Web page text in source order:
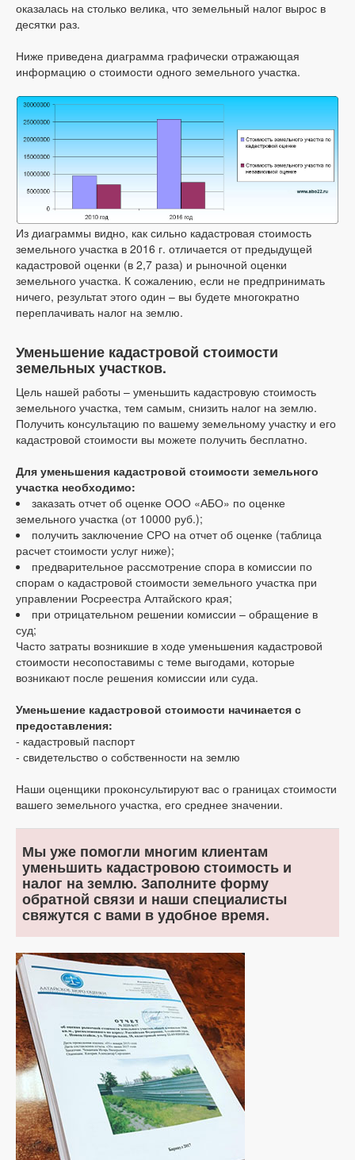
оказалась на столько велика, что земельный налог вырос в
десятки раз.
Ниже приведена диаграмма графически отражающая
информацию о стоимости одного земельного участка.
Из диаграммы видно, как сильно кадастровая стоимость
земельного участка в 2016 г. отличается от предыдущей
кадастровой оценки (в 2,7 раза) и рыночной оценки
земельного участка. К сожалению, если не предпринимать
ничего, результат этого один – вы будете многократно
переплачивать налог на землю.
Уменьшение кадастровой стоимости
земельных участков.
Цель нашей работы – уменьшить кадастровую стоимость
земельного участка, тем самым, снизить налог на землю.
Получить консультацию по вашему земельному участку и его
кадастровой стоимости вы можете получить бесплатно.
Для уменьшения кадастровой стоимости земельного
участка необходимо:
заказать отчет об оценке ООО «АБО» по оценке
земельного участка (от 10000 руб.);
получить заключение СРО на отчет об оценке (таблица
расчет стоимости услуг ниже);
предварительное рассмотрение спора в комиссии по
спорам о кадастровой стоимости земельного участка при
управлении Росреестра Алтайского края;
при отрицательном решении комиссии – обращение в
суд;
Часто затраты возникшие в ходе уменьшения кадастровой
стоимости несопоставимы с теме выгодами, которые
возникают после решения комиссии или суда.
Уменьшение кадастровой стоимости начинается с
предоставления:
- кадастровый паспорт
- свидетельство о собственности на землю
Наши оценщики проконсультируют вас о границах стоимости
вашего земельного участка, его среднее значении.
Мы уже помогли многим клиентам
уменьшить кадастровою стоимость и
налог на землю. Заполните форму
обратной связи и наши специалисты
свяжутся с вами в удобное время.